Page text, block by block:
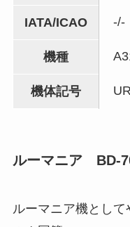
IATA/ICAO -/-
機種
機体記号
ルーマニア BD-
ルーマニア機とし